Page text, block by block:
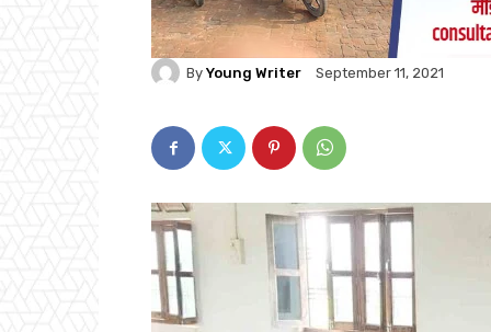
By Young Writer September 11, 2021